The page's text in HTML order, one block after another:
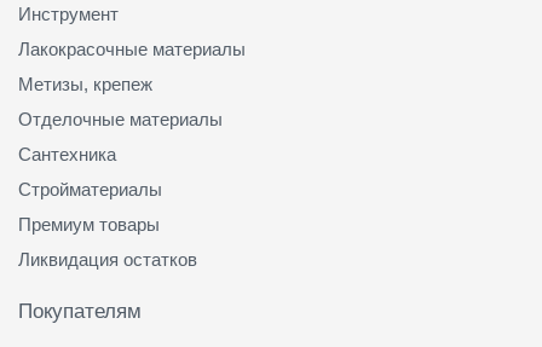
Инструмент
Лакокрасочные материалы
Метизы, крепеж
Отделочные материалы
Сантехника
Стройматериалы
Премиум товары
Ликвидация остатков
Покупателям